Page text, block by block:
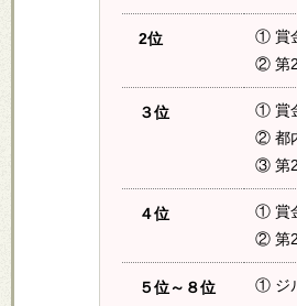
2位
① 賞
② 第
３位
① 賞
② 都
③ 第
４位
① 賞
② 第
５位～８位 ① ジ